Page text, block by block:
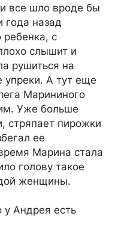
все шло вроде бы
года назад
с
слышит и
рушиться на
упреки. А тут еще
Марининого
Уже больше
стряпает пирожки
ее
Марина стала
голову такое
женщины.
Андрея есть